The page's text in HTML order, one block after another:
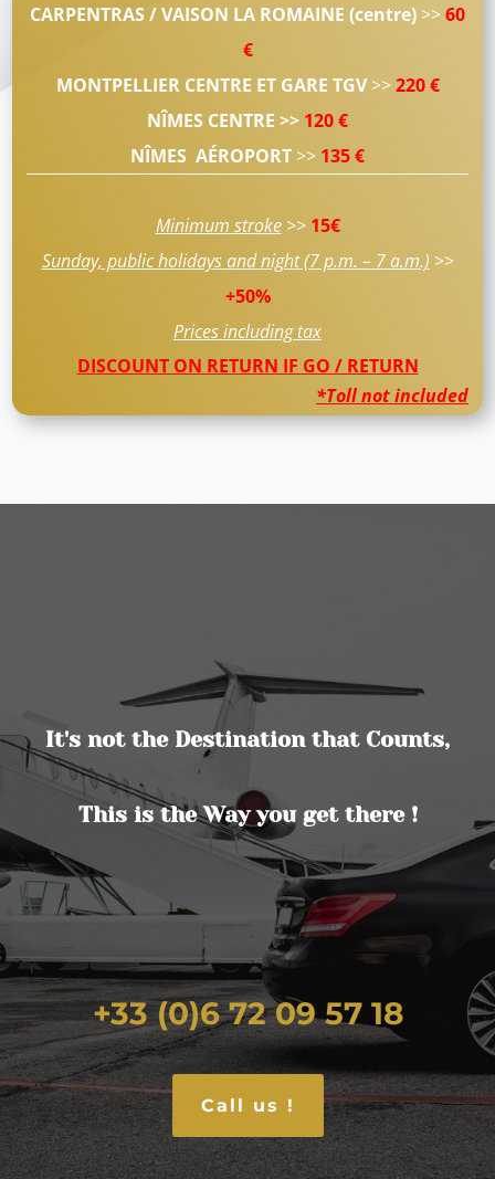
CARPENTRAS / VAISON LA ROMAINE (centre) >>60
€
MONTPELLIER CENTRE ET GARE TGV>>220 €
NÎMES CENTRE >> 120 €
NÎMES AÉROPORT>> 135 €
Minimum stroke>> 15€
Sunday, public holidays and night (7 p.m. – 7 a.m.) >>
+50%
Prices including tax
DISCOUNT ON RETURN IF GO / RETURN
*Toll not included
It's not the Destination that Counts,
This is the Way you get there !
+33 (0)6 72 09 57 18
Call us !